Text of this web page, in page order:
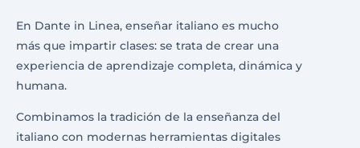
En Dante in Linea, enseñar italiano es mucho
más que impartir clases: se trata de crear una
experiencia de aprendizaje completa, dinámica y
humana.
Combinamos la tradición de la enseñanza del
italiano con modernas herramientas digitales